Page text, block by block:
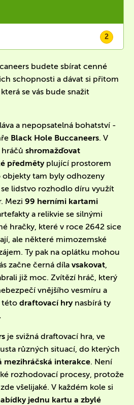
2
budete sbírat cenné
schopnosti a dávat si přitom
se vás bude snažit
a nepopsatelná bohatství -
Black Hole Buccaneers. V
shromažďovat
předměty plující prostorem
objekty tam byly odhozeny
lidstvo rozhodlo díru využít
Mezi 99 herními kartami
a relikvie se silnými
hračky, které v roce 2642 sice
ale některé mimozemské
Ty pak na oplátku mohou
začne černá díla vsakovat,
již moc. Zvítězí hráč, který
vnějšího vesmíru a
této draftovací hrynasbírá ty
je svižná draftovací hra, ve
různých situací, do kterých
mezihráčská interakce. Není
rozhodovací procesy, protože
všelijaké. V každém kole si
jednu kartu a zbylé